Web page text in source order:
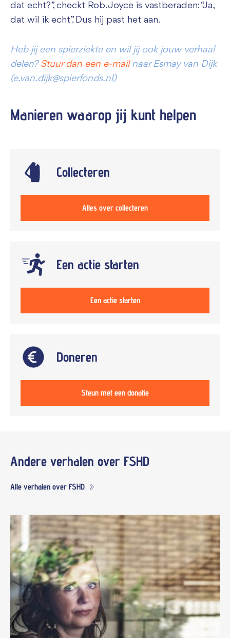
dat echt?”, checkt Rob. Joyce is vastberaden: “Ja,
dat wil ik echt”. Dus hij past het aan.
Heb jij een spierziekte en wil jij ook jouw verhaal
delen? Stuur dan een e-mailnaar Esmay van Dijk
(e.van.dijk@spierfonds.nl)
Manieren waarop jij kunt helpen
Collecteren
Alles over collecteren
Een actie starten
Een actie starten
Doneren
Steun met een donatie
Andere verhalen over FSHD
Alle verhalen over FSHD